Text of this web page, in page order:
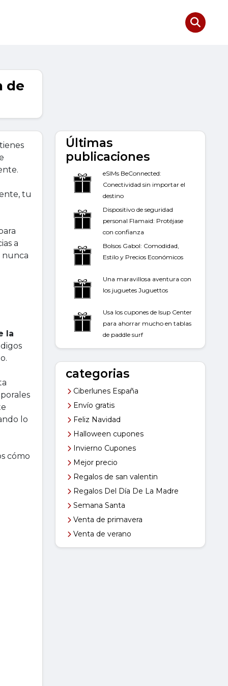
de
tu
a
nunca
la
lo
cómo
Últimas
publicaciones
eSIMs BeConnected:
Conectividad sin importar el
destino
Dispositivo de seguridad
personal Flamaid: Protéjase
con confianza
Bolsos Gabol: Comodidad,
Estilo y Precios Económicos
Una maravillosa aventura con
los juguetes Juguettos
Usa los cupones de Isup Center
para ahorrar mucho en tablas
de paddle surf
categorias
Ciberlunes España
Envío gratis
Feliz Navidad
Halloween cupones
Invierno Cupones
Mejor precio
Regalos de san valentin
Regalos Del Día De La Madre
Semana Santa
Venta de primavera
Venta de verano